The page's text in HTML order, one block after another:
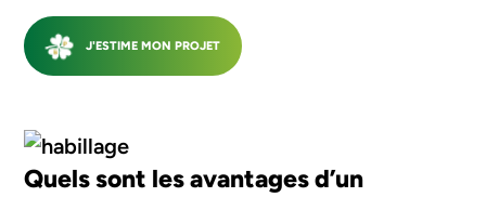
J'ESTIME MON PROJET
Quels sont les avantages d’un